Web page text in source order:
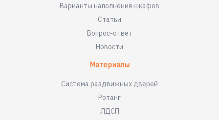
Варианты наполнения шкафов
Статьи
Вопрос-ответ
Новости
Материалы
Система раздвижных дверей
Ротанг
ЛДСП